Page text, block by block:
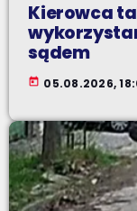
Kierowca
sądem
today 05.08.2026,